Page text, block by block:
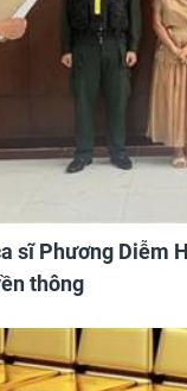
sĩ Phương Diễm
thông